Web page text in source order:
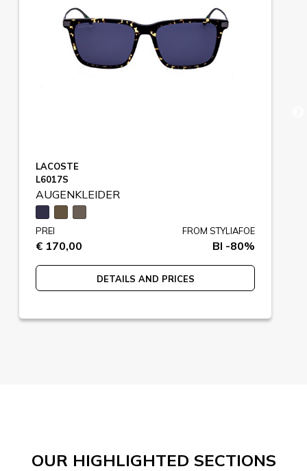
LACOSTE
L6017S
AUGENKLEIDER
PREI
€ 170,00
FROM STYLIAFOE
BI -80%
DETAILS AND PRICES
OUR HIGHLIGHTED SECTIONS